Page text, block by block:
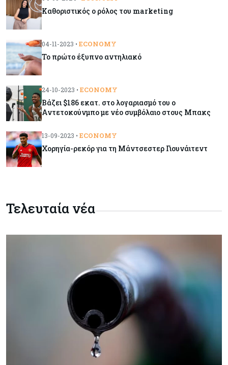
Κόσμος
Κρίσιμες πρώτες ύλες: Ο ευρωπαϊκός χάρτης
και οι προκλήσεις
ασφάλεια
Market News 08-08-2026
Baker Tilly: Στην 7η θέση παγκοσμίως στις
M&A μεσαίας αγοράς
Κύπρος 08-08-2026
Πιο ισχυρό το κυπριακό διαβατήριο το 2026
Meridiam–GSI: Τι προκύπτει – και τι όχι – από
Καθοριστικός ο ρόλος του marketing
04-11-2023 • ECONOMY
Το πρώτο έξυπνο αντηλιακό
24-10-2023 • ECONOMY
Βάζει $186 εκατ. στο λογαριασμό του ο
Αντετοκούνμπο με νέο συμβόλαιο στους Μπακς
13-09-2023 • ECONOMY
Χορηγία-ρεκόρ για τη Μάντσεστερ Γιουνάιτεντ
Τελευταία νέα